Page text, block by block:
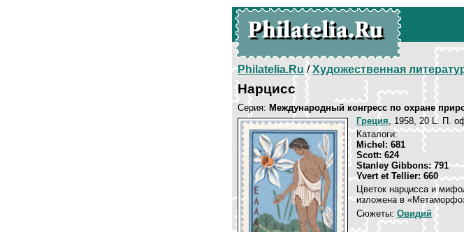
Philatelia.Ru/Художественная
Нарцисс
Серия: Международный конгресс по охране
Греция, 1958, 20 L. П.
Каталоги:
Michel: 681
Scott: 624
Stanley Gibbons: 791
Yvert et Tellier: 660
Цветок нарцисса и
изложена в
Сюжеты: Овидий